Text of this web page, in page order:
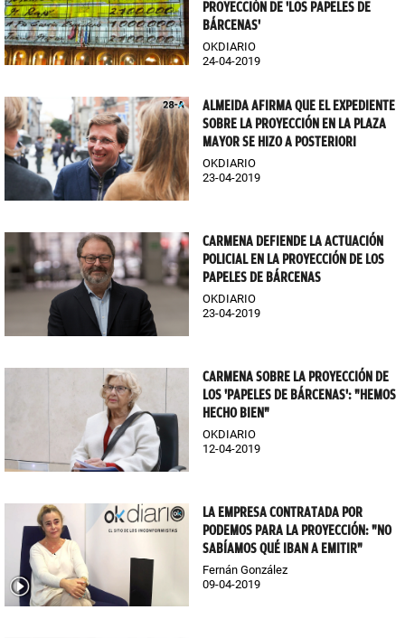
PROYECCIÓN DE 'LOS PAPELES DE
BÁRCENAS'
OKDIARIO
24-04-2019
ALMEIDA AFIRMA QUE EL EXPEDIENTE
SOBRE LA PROYECCIÓN EN LA PLAZA
MAYOR SE HIZO A POSTERIORI
OKDIARIO
23-04-2019
CARMENA DEFIENDE LA ACTUACIÓN
POLICIAL EN LA PROYECCIÓN DE LOS
PAPELES DE BÁRCENAS
OKDIARIO
23-04-2019
CARMENA SOBRE LA PROYECCIÓN DE
LOS 'PAPELES DE BÁRCENAS': "HEMOS
HECHO BIEN"
OKDIARIO
12-04-2019
LA EMPRESA CONTRATADA POR
PODEMOS PARA LA PROYECCIÓN: "NO
SABÍAMOS QUÉ IBAN A EMITIR"
Fernán González
09-04-2019